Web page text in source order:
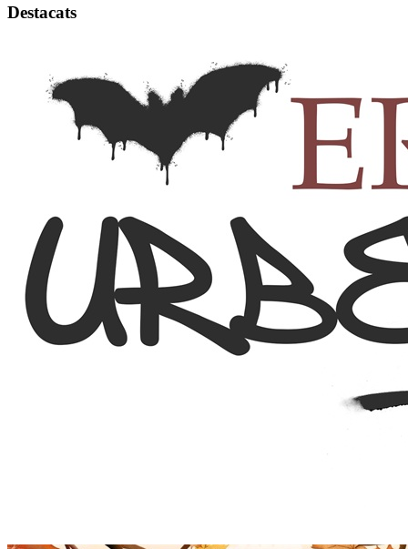
Destacats